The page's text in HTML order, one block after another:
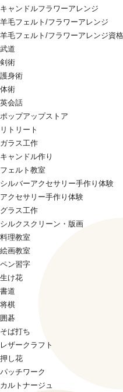
キャンドルフラワーアレンジ
羊毛フェルト/フラワーアレンジ
羊毛フェルト/フラワーアレンジ資格
武道
剣術
護身術
体術
英会話
ポップアップストア
リトリート
ガラス工作
キャンドル作り
フェルト教室
シルバーアクセサリー手作り体験
アクセサリー手作り体験
グラス工作
シルクスクリーン・版画
料理教室
絵画教室
ペン習字
生け花
書道
将棋
囲碁
そば打ち
レザークラフト
押し花
パッチワーク
カルトナージュ